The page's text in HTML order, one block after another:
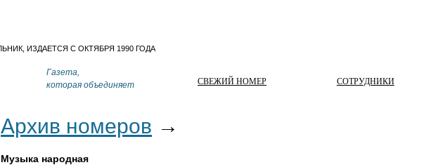
Газета,
которая объединяет
СВЕЖИЙ НОМЕР СОТРУДНИКИ
Архив номеров →
Музыка народная